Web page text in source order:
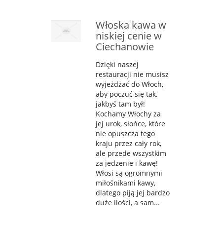
Włoska kawa w
niskiej cenie w
Ciechanowie
Dzięki naszej
restauracji nie musisz
wyjeżdżać do Włoch,
aby poczuć się tak,
jakbyś tam był!
Kochamy Włochy za
jej urok, słońce, które
nie opuszcza tego
kraju przez cały rok,
ale przede wszystkim
za jedzenie i kawę!
Włosi są ogromnymi
miłośnikami kawy,
dlatego piją jej bardzo
duże ilości, a sam...